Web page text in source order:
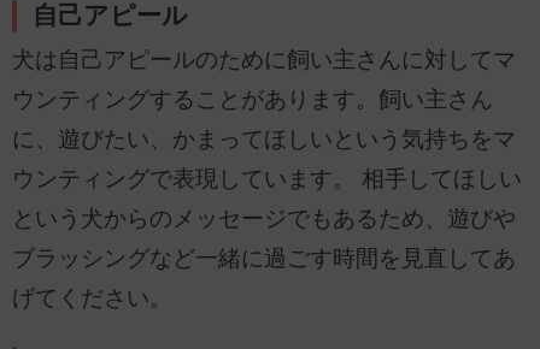
自己アピール
犬は自己アピールのために飼い主さんに対してマ
ウンティングすることがあります。飼い主さん
に、遊びたい、かまってほしいという気持ちをマ
ウンティングで表現しています。 相手してほしい
という犬からのメッセージでもあるため、遊びや
ブラッシングなど一緒に過ごす時間を見直してあ
げてください。